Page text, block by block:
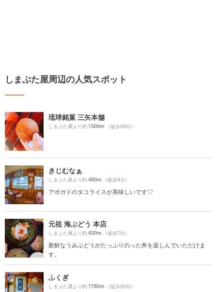
しまぶた屋周辺の人気スポット
琉球銘菓 三矢本舗
しまぶた屋より約1500m （徒歩26分）
きじむなぁ
しまぶた屋より約480m （徒歩9分）
アボガドのタコライスが美味しいです♡
元祖 海ぶどう 本店
しまぶた屋より約420m （徒歩7分）
新鮮なうみぶどうがたっぷりのった丼を楽しんでいただけま
す。
ふくぎ
しまぶた屋より約1780m （徒歩30分）